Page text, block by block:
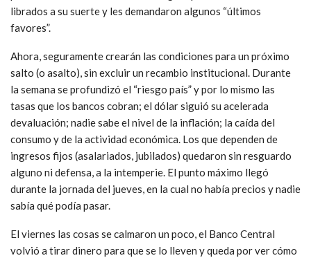
librados a su suerte y les demandaron algunos “últimos
favores”.
Ahora, seguramente crearán las condiciones para un próximo
salto (o asalto), sin excluir un recambio institucional. Durante
la semana se profundizó el “riesgo país” y por lo mismo las
tasas que los bancos cobran; el dólar siguió su acelerada
devaluación; nadie sabe el nivel de la inflación; la caída del
consumo y de la actividad económica. Los que dependen de
ingresos fijos (asalariados, jubilados) quedaron sin resguardo
alguno ni defensa, a la intemperie. El punto máximo llegó
durante la jornada del jueves, en la cual no había precios y nadie
sabía qué podía pasar.
El viernes las cosas se calmaron un poco, el Banco Central
volvió a tirar dinero para que se lo lleven y queda por ver cómo